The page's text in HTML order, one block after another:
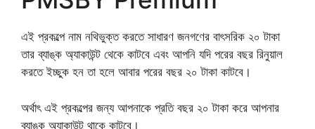
এই প্রকল্পে নাম নথিভুক্ত করতে সাধারণ জনগণের বাৎসরিক ২০ টাকা
তার ব্যাঙ্ক অ্যাকাউন্ট থেকে কাটবে এবং আপনি যদি পরের বছর রিনুয়াল
করতে ইচ্ছুক হন তা হলে আবার পরের বছর ২০ টাকা কাটবে।
অর্থাৎ এই প্রকল্পের জন্য আপনাকে প্রতি বছর ২০ টাকা করে আপনার
ব্যাঙ্ক অ্যাকাউন্ট থাকে কাটবে।